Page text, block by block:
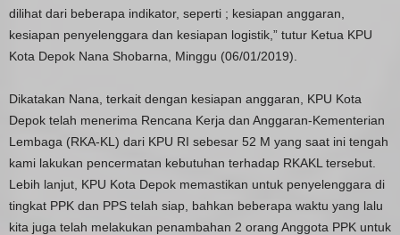
dilihat dari beberapa indikator, seperti ; kesiapan anggaran,
kesiapan penyelenggara dan kesiapan logistik,” tutur Ketua KPU
Kota Depok Nana Shobarna, Minggu (06/01/2019).
Dikatakan Nana, terkait dengan kesiapan anggaran, KPU Kota
Depok telah menerima Rencana Kerja dan Anggaran-Kementerian
Lembaga (RKA-KL) dari KPU RI sebesar 52 M yang saat ini tengah
kami lakukan pencermatan kebutuhan terhadap RKAKL tersebut.
Lebih lanjut, KPU Kota Depok memastikan untuk penyelenggara di
tingkat PPK dan PPS telah siap, bahkan beberapa waktu yang lalu
kita juga telah melakukan penambahan 2 orang Anggota PPK untuk